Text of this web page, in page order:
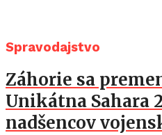
Spravodajstvo
Záhorie sa
Unikátna Sahara
nadšencov